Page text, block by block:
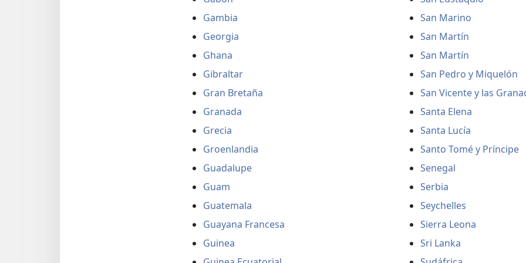
Gambia
Georgia
Ghana
Gibraltar
Gran Bretaña
Granada
Grecia
Groenlandia
Guadalupe
Guam
Guatemala
Guayana Francesa
Guinea
San Marino
San Martín
San Martín
San Pedro y Miquelón
San Vicente y las
Santa Elena
Santa Lucía
Santo Tomé y Príncipe
Senegal
Serbia
Seychelles
Sierra Leona
Sri Lanka